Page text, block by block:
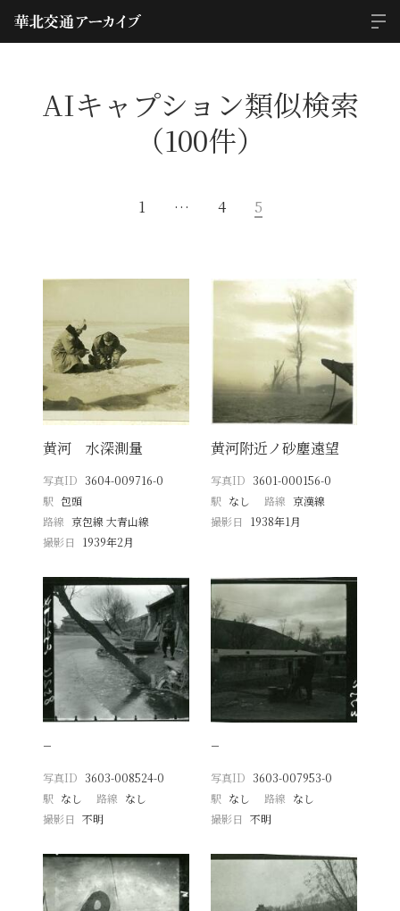
AIキャプション類似検索
（100件）
1 … 4 5
黄河 水深測量
写真ID 3604-009716-0
駅 包頭
路線 京包線 大青山線
撮影日
1939年2月
黄河附近ノ砂塵遠望
写真ID 3601-000156-0
駅 なし 路線 京漢線
撮影日
1938年1月
−
写真ID 3603-008524-0
駅 なし 路線 なし
撮影日
不明
−
写真ID 3603-007953-0
駅 なし 路線 なし
撮影日 不明